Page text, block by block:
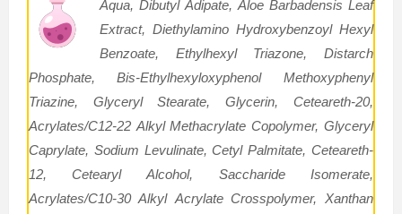
Aqua, Dibutyl Adipate, Aloe Barbadensis Leaf
Extract, Diethylamino Hydroxybenzoyl Hexyl
Benzoate, Ethylhexyl Triazone, Distarch
Phosphate, Bis-Ethylhexyloxyphenol Methoxyphenyl
Triazine, Glyceryl Stearate, Glycerin, Ceteareth-20,
Acrylates/C12-22 Alkyl Methacrylate Copolymer, Glyceryl
Caprylate, Sodium Levulinate, Cetyl Palmitate, Ceteareth-
12, Cetearyl Alcohol, Saccharide Isomerate,
Acrylates/C10-30 Alkyl Acrylate Crosspolymer, Xanthan